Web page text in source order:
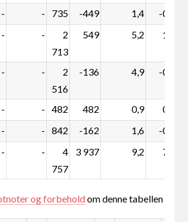
- - 735 -449 1,4 -0,8
- -
2
713
549 5,2 1,1
- -
2
516
-136 4,9 -0,2
- - 482 482 0,9 0,9
- - 842 -162 1,6 -0,3
- -
4
757
3 937 9,2 7,6
og forbeholdom denne tabellen